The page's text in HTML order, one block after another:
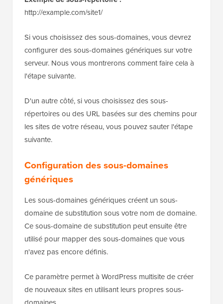
http://example.com/site1/
Si vous choisissez des sous-domaines, vous devrez
configurer des sous-domaines génériques sur votre
serveur. Nous vous montrerons comment faire cela à
l'étape suivante.
D'un autre côté, si vous choisissez des sous-
répertoires ou des URL basées sur des chemins pour
les sites de votre réseau, vous pouvez sauter l'étape
suivante.
Configuration des sous-domaines
génériques
Les sous-domaines génériques créent un sous-
domaine de substitution sous votre nom de domaine.
Ce sous-domaine de substitution peut ensuite être
utilisé pour mapper des sous-domaines que vous
n'avez pas encore définis.
Ce paramètre permet à WordPress multisite de créer
de nouveaux sites en utilisant leurs propres sous-